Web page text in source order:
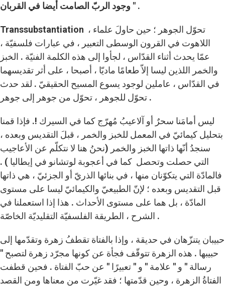
وجود الربّ الصامت أيضا في القربان " .
Transsubstantiation ، تحوّل الجوهر ؛ حين حاولَ علماء
اللاهوت في القرون الوسطى التعبير ، في عبارات فلسفيّة ،
عمّا يحدث أثناء القدّاس ، لجأوا إلى هذه الكلمة الفنيّة . الخبز
والخمر اللذين ليسا إلاّ طعامًا ماديّا ، أصبحا ، على أثر تقديسهما
في القدّاس ، عاملين لوجود يسوع المسيح الحقيقيّ . لقد حدث
تحوّل للجوهر ، تحوّل من جوهر إلى جوهر .
ليس أمامَنا سحرٌ أو آلاعيبُ مُهرّج كما في السيرك !. فإذا قمنا
بتحليل كيمائيّ في المعمل للخبز والخمر ، قبلَ التقديس وبعده ،
سنجدُ أنّها ذاتها الخبز والخمر (نحنُ هنا لا نتكلّم عن الأعاجيب
التي حصلت وتحصل كما في أعجوبة لوتشانو في إيطاليا ) .
فالمادّة التي يتكوّنان منها ، في بنائها الذريّ أو الجزئيّ ، هي ذاتها
قبل التقديس وبعده ؛ لإنّ الطبيعيّ والكيمائيّ ليسا على مستوى
المادّة ، بل هما على مستوى الأحداث . هذا إذا استعملنا في
الشرح ، الطريقة الفلسفيّة التقليديّة الخاصّة .
حبيبان يتنزّهان في حديقة ، وإذا بالفتاة تقطفُ زهرة وتقدّمها إلى
حبيبها . هذه الزهرة تتوقّف فجأة عن كونها مجرّد زهرة لتصبح "
رسالة " و " علامة " و " تعبيرًا " عن حبّ الفتاة . فحين قطفت
الفتاةُ الزهرة ، وحين قدّمتها ؛ فقد غيّرت من معناها ومن القصد